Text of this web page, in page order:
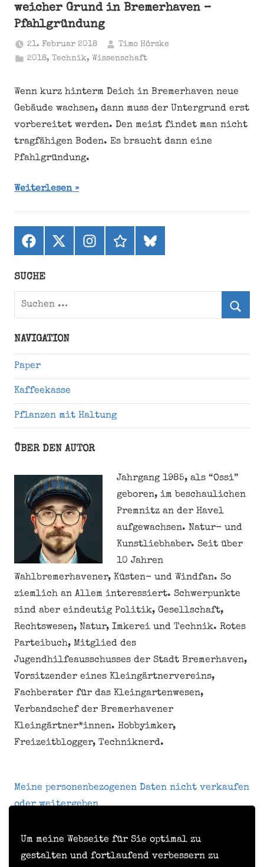
Um meine Webseite für Sie optimal zu
gestalten und fortlaufend verbessern zu
weicher Grund in Bremerhaven –
Pfahlgründung
21. Februar 2018
Timo Hörske
2018,Technik,Wissenschaft
Wenn kurz hinterm Deich in Bremerhaven neue
Gebäude wachsen, dann muss der Untergrund erst
vorbereitet werden. Den meist findet man nicht
tragfähigen Boden. Es braucht dann eine
Pfahlgründung.
Weiterlesen
Facebook
X
(ehemals
Instagramthreadsbluesky
SUCHE
Suchen
nach:
NAVIGATION
Paper
Kaffeekasse
Pflanzen mit Haltung
ÜBER DEN AUTOR
Jahrgang 1985, als “Ossi”
geboren, im beschaulichen
Premnitz an der Havel
aufgewachsen. Natur- und
Kunstliebhaber. Seit über
10 Jahren
Wahlbremerhavener, Küsten- und Windfan. So
ziemlich an Allem interessiert. Schwerpunkte
sind aber eindeutig Politik, Gesellschaft,
Rechtswesen, Natur, Imkerei und Technik. Rotes
Parteibuch, Mitglied des
Jugendhilfeausschusses der Stadt Bremerhaven,
Vorsitzender eines Kleingärtnervereins,
Fachberater für das Kleingartenwesen,
Verbandschef der Bremerhavener
Kleingärtner*innen. Hobbyimker,
Freizeitblogger, Techniknerd.
Meine personenbezogenen Daten nicht verkaufen
oder weitergeben